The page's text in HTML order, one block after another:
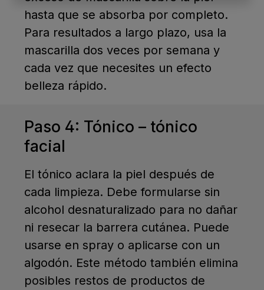
hasta que se absorba por completo.
Para resultados a largo plazo, usa la
mascarilla dos veces por semana y
cada vez que necesites un efecto
belleza rápido.
Paso 4: Tónico – tónico
facial
El tónico aclara la piel después de
cada limpieza. Debe formularse sin
alcohol desnaturalizado para no dañar
ni resecar la barrera cutánea. Puede
usarse en spray o aplicarse con un
algodón. Este método también elimina
posibles restos de productos de